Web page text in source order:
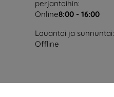
perjantaihin:
Online8:00 - 16:00
Lauantai ja sunnuntai:
Offline